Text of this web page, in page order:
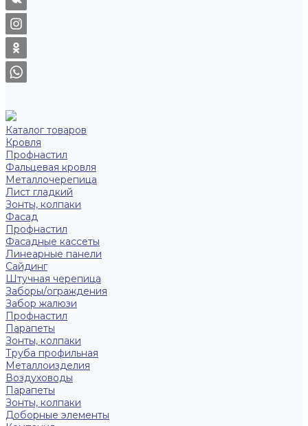
Каталог товаров
Кровля
Профнастил
Фальцевая кровля
Металлочерепица
Лист гладкий
Зонты, колпаки
Фасад
Профнастил
Фасадные кассеты
Линеарные панели
Сайдинг
Штучная черепица
Заборы/ограждения
Забор жалюзи
Профнастил
Парапеты
Зонты, колпаки
Труба профильная
Металлоизделия
Воздуховоды
Парапеты
Зонты, колпаки
Доборные элементы